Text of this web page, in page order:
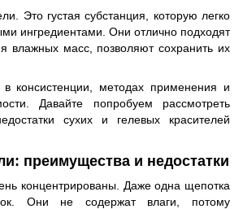
Это густая субстанция, которую легко
ингредиентами. Они отлично подходят
влажных масс, позволяют сохранить их
консистенции, методах применения и
Давайте попробуем рассмотреть
сухих и гелевых красителей
преимущества и недостатки
концентрированы. Даже одна щепотка
Они не содержат влаги, потому